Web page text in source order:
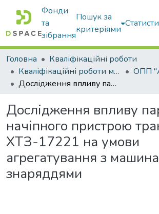
Фонди
та
зібрання
Пошук за
критеріями
Головна
Кваліфікаційні роботи
Кваліфікаційні роботи магістрів
ОПП
Дослідження впливу параметрів начіпного пристрою трактора ХТЗ-17221 на умови агрегатування з машинами та знаряддями
Дослідження впливу
начіпного пристрою
ХТЗ-17221 на умови
агрегатування з
знаряддями